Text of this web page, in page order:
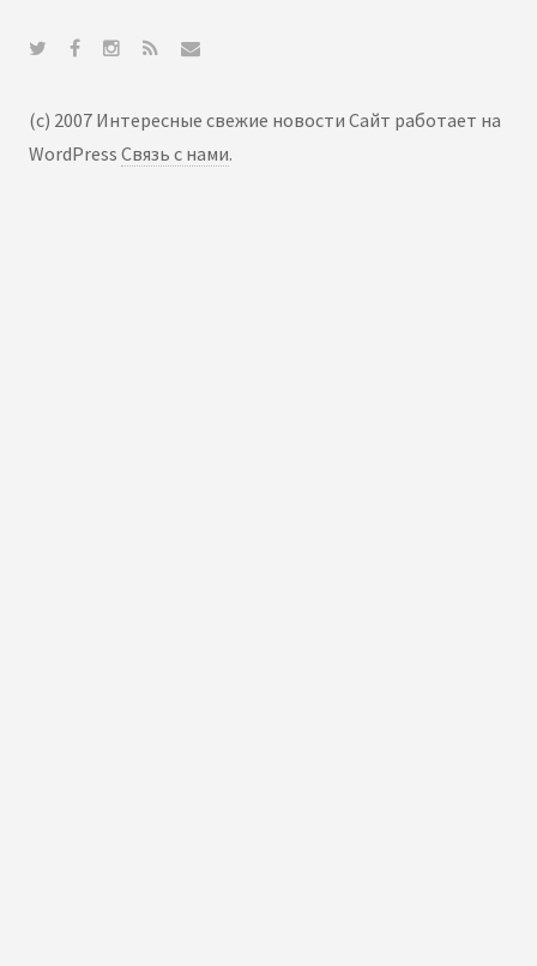
(c) 2007 Интересные свежие новости Сайт работает на
WordPress Связь с нами.